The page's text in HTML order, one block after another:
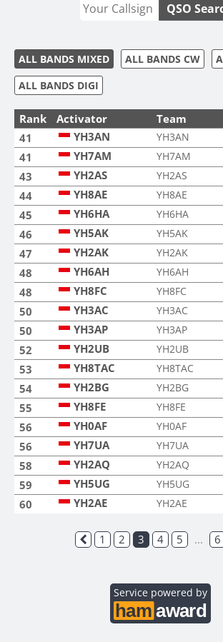
QSO
ALL BANDS MIXED ALL BANDS CW
ALL BANDS DIGI
Rank Activator Team
41 YH3AN YH3AN
41 YH7AM YH7AM
43 YH2AS YH2AS
44 YH8AE YH8AE
45 YH6HA YH6HA
46 YH5AK YH5AK
47 YH2AK YH2AK
48 YH6AH YH6AH
48 YH8FC YH8FC
50 YH3AC YH3AC
50 YH3AP YH3AP
52 YH2UB YH2UB
53 YH8TAC YH8TAC
54 YH2BG YH2BG
55 YH8FE YH8FE
56 YH0AF YH0AF
56 YH7UA YH7UA
58 YH2AQ YH2AQ
59 YH5UG YH5UG
60 YH2AE YH2AE
1 2 3 4 5 ... 6
Service powered by